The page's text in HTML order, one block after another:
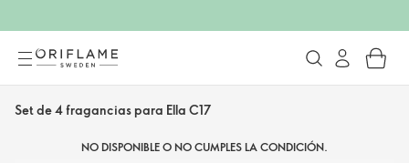
Set de 4 fragancias para Ella C17
NO DISPONIBLE O NO CUMPLES LA CONDICIÓN.